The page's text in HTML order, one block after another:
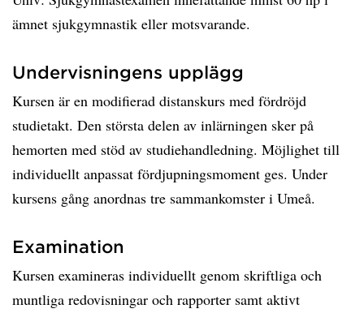
ämnet sjukgymnastik eller motsvarande.
Undervisningens upplägg
Kursen är en modifierad distanskurs med fördröjd
studietakt. Den största delen av inlärningen sker på
hemorten med stöd av studiehandledning. Möjlighet till
individuellt anpassat fördjupningsmoment ges. Under
kursens gång anordnas tre sammankomster i Umeå.
Examination
Kursen examineras individuellt genom skriftliga och
muntliga redovisningar och rapporter samt aktivt